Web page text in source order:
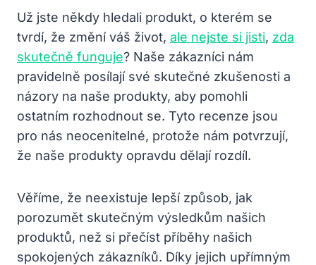
Už jste někdy hledali produkt, o kterém se
tvrdí, že změní váš život, ale nejste si jisti, zda
skutečně funguje? Naše zákazníci nám
pravidelně posílají své skutečné zkušenosti a
názory na naše produkty, aby pomohli
ostatním rozhodnout se. Tyto recenze jsou
pro nás neocenitelné, protože nám potvrzují,
že naše produkty opravdu dělají rozdíl.
Věříme, že neexistuje lepší způsob, jak
porozumět skutečným výsledkům našich
produktů, než si přečíst příběhy našich
spokojených zákazníků. Díky jejich upřímným